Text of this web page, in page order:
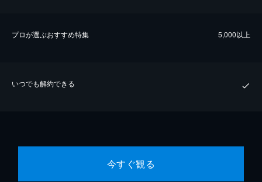
プロが選ぶおすすめ特集 5,000以上
いつでも解約できる
今すぐ観る